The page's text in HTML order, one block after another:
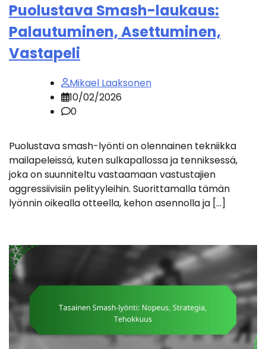
Puolustava Smash-laukaus:
Palautuminen, Asettuminen,
Vastapeli
Mikael Laaksonen
10/02/2026
0
Puolustava smash-lyönti on olennainen tekniikka
mailapeleissä, kuten sulkapallossa ja tenniksessä,
joka on suunniteltu vastaamaan vastustajien
aggressiivisiin pelityyleihin. Suorittamalla tämän
lyönnin oikealla otteella, kehon asennolla ja […]